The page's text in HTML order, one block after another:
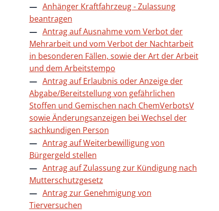
Anhänger Kraftfahrzeug - Zulassung
beantragen
Antrag auf Ausnahme vom Verbot der
Mehrarbeit und vom Verbot der Nachtarbeit
in besonderen Fällen, sowie der Art der Arbeit
und dem Arbeitstempo
Antrag auf Erlaubnis oder Anzeige der
Abgabe/Bereitstellung von gefährlichen
Stoffen und Gemischen nach ChemVerbotsV
sowie Änderungsanzeigen bei Wechsel der
sachkundigen Person
Antrag auf Weiterbewilligung von
Bürgergeld stellen
Antrag auf Zulassung zur Kündigung nach
Mutterschutzgesetz
Antrag zur Genehmigung von
Tierversuchen